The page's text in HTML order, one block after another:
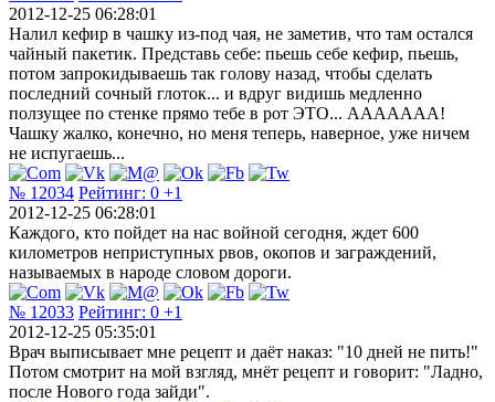
2012-12-25 06:28:01
Налил кефир в чашку из-под чая, не заметив, что там остался
чайный пакетик. Представь себе: пьешь себе кефир, пьешь,
потом запрокидываешь так голову назад, чтобы сделать
последний сочный глоток... и вдруг видишь медленно
ползущее по стенке прямо тебе в рот ЭТО... ААААААА!
Чашку жалко, конечно, но меня теперь, наверное, уже ничем
не испугаешь...
№ 12034 Рейтинг: 0 +1
2012-12-25 06:28:01
Каждого, кто пойдет на нас войной сегодня, ждет 600
километров неприступных рвов, окопов и заграждений,
называемых в народе словом дороги.
№ 12033 Рейтинг: 0 +1
2012-12-25 05:35:01
Врач выписывает мне рецепт и даёт наказ: "10 дней не пить!"
Потом смотрит на мой взгляд, мнёт рецепт и говорит: "Ладно,
после Нового года зайди".